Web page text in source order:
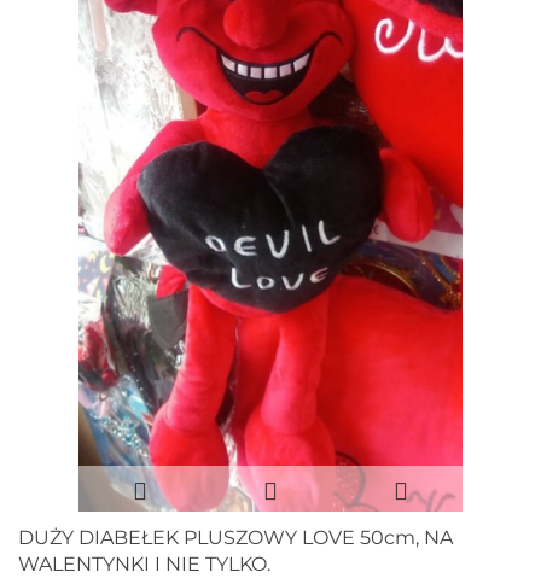
DUŻY DIABEŁEK PLUSZOWY LOVE 50cm, NA
WALENTYNKI I NIE TYLKO.